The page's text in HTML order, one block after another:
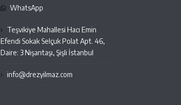
WhatsApp
Teşvikiye Mahallesi Hacı Emin
Efendi Sokak Selçuk Polat Apt. 46,
Daire: 3 Nişantaşı, Şişli İstanbul
info@drezyilmaz.com